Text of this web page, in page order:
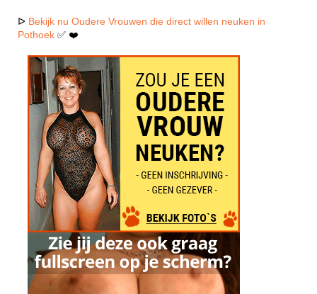
ᐅ Bekijk nu Oudere Vrouwen die direct willen neuken in
Pothoek ✅ ❤️